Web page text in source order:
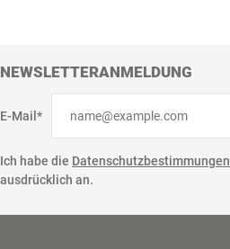
NEWSLETTERANMELDUNG
E-Mail*
Ich habe die Datenschutzbestimmungen
ausdrücklich an.